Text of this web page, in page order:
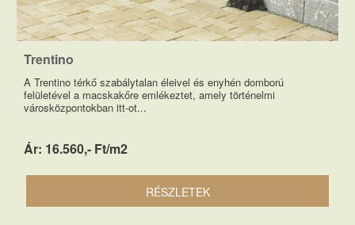
Trentino
A Trentino térkő szabálytalan éleivel és enyhén domború
felületével a macskakőre emlékeztet, amely történelmi
városközpontokban itt-ot...
Ár: 16.560,- Ft/m2
RÉSZLETEK